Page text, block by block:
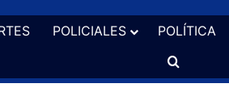
POLICIALES POLÍTICA
Buscar